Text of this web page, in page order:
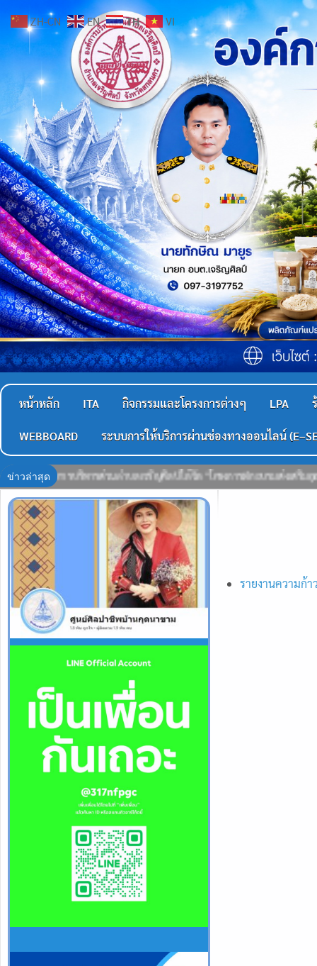
หน้าหลัก ITA กิจกรรมและโครงการต่างๆ LPA
WEBBOARD ระบบการให้บริการผ่านช่องทางออนไลน์
ข่าวล่าสุดมคุณธรรม จริยธรรม และเสริมสร้างวัฒนธรรมองค์กรสุจริ
รายงานความก้
ZH-CN EN TH VI